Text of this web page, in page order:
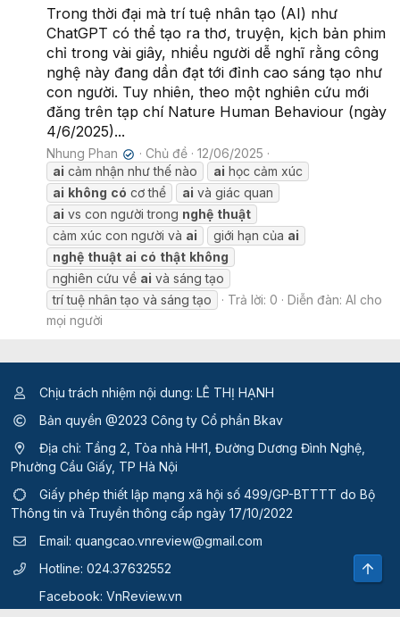
Trong thời đại mà trí tuệ nhân tạo (AI) như
ChatGPT có thể tạo ra thơ, truyện, kịch bản phim
chỉ trong vài giây, nhiều người dễ nghĩ rằng công
nghệ này đang dần đạt tới đỉnh cao sáng tạo như
con người. Tuy nhiên, theo một nghiên cứu mới
đăng trên tạp chí Nature Human Behaviour (ngày
4/6/2025)...
Nhung Phan ✔ Chủ đề
12/06/2025
ai cảm nhận như thế nào ai học cảm xúc
ai không có cơ thể ai và giác quan
ai vs con người trong nghệ thuật
cảm xúc con người và ai giới hạn của ai
nghệ thuật ai có thật không
nghiên cứu về ai và sáng tạo
trí tuệ nhân tạo và sáng tạo
Trả lời: 0 Diễn đàn: AI cho
mọi người
Chịu trách nhiệm nội dung: LÊ THỊ HẠNH
Bản quyền @2023 Công ty Cổ phần Bkav
Địa chỉ: Tầng 2, Tòa nhà HH1, Đường Dương Đình Nghệ,
Phường Cầu Giấy, TP Hà Nội
Giấy phép thiết lập mạng xã hội số 499/GP-BTTTT do Bộ
Thông tin và Truyền thông cấp ngày 17/10/2022
Email: quangcao.vnreview@gmail.com
Hotline: 024.37632552
Facebook: VnReview.vn